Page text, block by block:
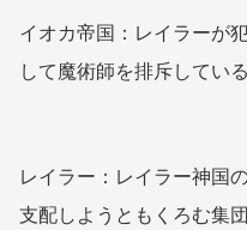
イオカ帝国：レイラーが
して魔術師を排斥している
レイラー：レイラー神国
支配しようともくろむ集団